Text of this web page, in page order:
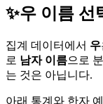
✨우 이름 선
집계 데이터에서 우
로 남자이름으로
는 것은 아닙니다.
아래 통계와 한자